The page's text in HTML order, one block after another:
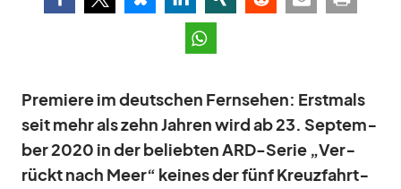
Pre­miere im deut­schen Fern­se­hen: Erst­mals
seit mehr als zehn Jah­ren wird ab 23. Sep­tem­
ber 2020 in der be­lieb­ten ARD-Se­rie „Ver­
rückt nach Meer“ kei­nes der fünf Kreuz­fahrt­